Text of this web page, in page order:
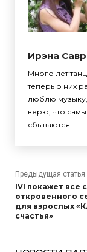
Ирэна
Много лет
теперь о них
люблю музыку,
верю, что
сбываются!
Предыдущая статья
IVI покажет все
откровенного
для взрослых
счастья»